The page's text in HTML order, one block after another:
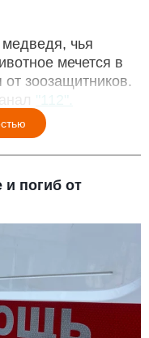
чья
мечется в
зоозащитников.
"112".
погиб от